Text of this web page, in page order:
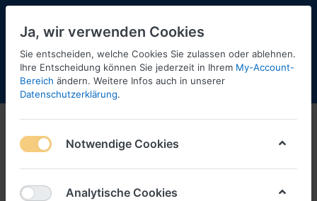
Menü Anmelden Shopaktualisierung
Ja, wir verwenden Cookies
Sie entscheiden, welche Cookies Sie zulassen oder ablehnen.
Ihre Entscheidung können Sie jederzeit in Ihrem My-Account-
Bereich ändern. Weitere Infos auch in unserer
Datenschutzerklärung.
Notwendige Cookies
Analytische Cookies